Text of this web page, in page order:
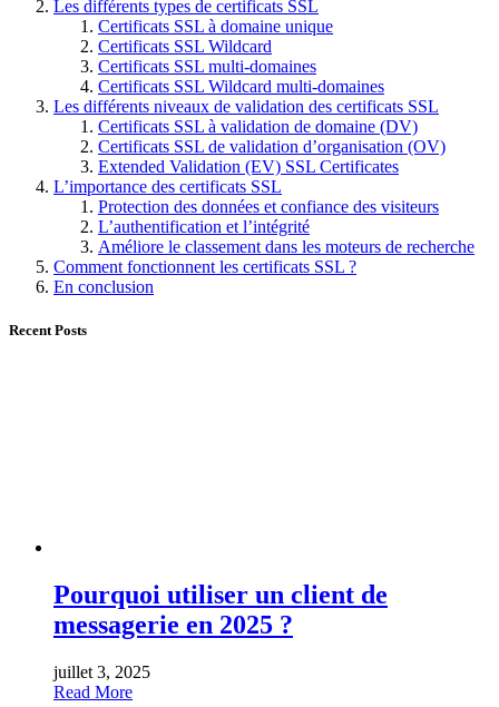
Les différents types de certificats SSL
Certificats SSL à domaine unique
Certificats SSL Wildcard
Certificats SSL multi-domaines
Certificats SSL Wildcard multi-domaines
Les différents niveaux de validation des certificats SSL
Certificats SSL à validation de domaine (DV)
Certificats SSL de validation d’organisation (OV)
Extended Validation (EV) SSL Certificates
L’importance des certificats SSL
Protection des données et confiance des visiteurs
L’authentification et l’intégrité
Améliore le classement dans les moteurs de recherche
Comment fonctionnent les certificats SSL ?
En conclusion
Recent Posts
Pourquoi utiliser un client de
messagerie en 2025 ?
juillet 3, 2025
Read More